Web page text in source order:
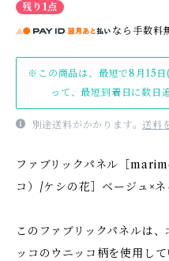
残り1点
なら 手数料
※この商品は、最短で8月15日
って、最短到着日に数日
別途送料がかかります。送料
ファブリックパネル［
コ）/ケシの花］ベージュ×ネ
このファブリックパネルは
ッコのウニッコ柄を使用し